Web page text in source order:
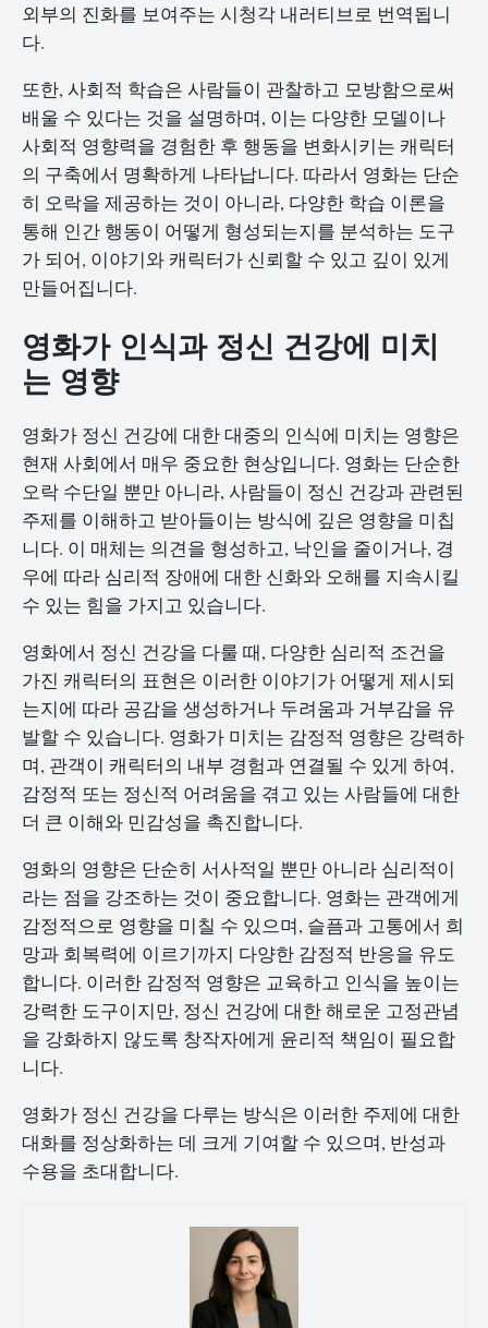
외부의 진화를 보여주는 시청각 내러티브로 번역됩니
다.
또한, 사회적 학습은 사람들이 관찰하고 모방함으로써
배울 수 있다는 것을 설명하며, 이는 다양한 모델이나
사회적 영향력을 경험한 후 행동을 변화시키는 캐릭터
의 구축에서 명확하게 나타납니다. 따라서 영화는 단순
히 오락을 제공하는 것이 아니라, 다양한 학습 이론을
통해 인간 행동이 어떻게 형성되는지를 분석하는 도구
가 되어, 이야기와 캐릭터가 신뢰할 수 있고 깊이 있게
만들어집니다.
영화가 인식과 정신 건강에 미치
는 영향
영화가 정신 건강에 대한 대중의 인식에 미치는 영향은
현재 사회에서 매우 중요한 현상입니다. 영화는 단순한
오락 수단일 뿐만 아니라, 사람들이 정신 건강과 관련된
주제를 이해하고 받아들이는 방식에 깊은 영향을 미칩
니다. 이 매체는 의견을 형성하고, 낙인을 줄이거나, 경
우에 따라 심리적 장애에 대한 신화와 오해를 지속시킬
수 있는 힘을 가지고 있습니다.
영화에서 정신 건강을 다룰 때, 다양한 심리적 조건을
가진 캐릭터의 표현은 이러한 이야기가 어떻게 제시되
는지에 따라 공감을 생성하거나 두려움과 거부감을 유
발할 수 있습니다. 영화가 미치는 감정적 영향은 강력하
며, 관객이 캐릭터의 내부 경험과 연결될 수 있게 하여,
감정적 또는 정신적 어려움을 겪고 있는 사람들에 대한
더 큰 이해와 민감성을 촉진합니다.
영화의 영향은 단순히 서사적일 뿐만 아니라 심리적이
라는 점을 강조하는 것이 중요합니다. 영화는 관객에게
감정적으로 영향을 미칠 수 있으며, 슬픔과 고통에서 희
망과 회복력에 이르기까지 다양한 감정적 반응을 유도
합니다. 이러한 감정적 영향은 교육하고 인식을 높이는
강력한 도구이지만, 정신 건강에 대한 해로운 고정관념
을 강화하지 않도록 창작자에게 윤리적 책임이 필요합
니다.
영화가 정신 건강을 다루는 방식은 이러한 주제에 대한
대화를 정상화하는 데 크게 기여할 수 있으며, 반성과
수용을 초대합니다.